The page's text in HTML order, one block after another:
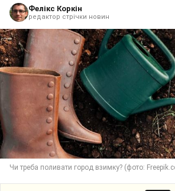
Фелікс Коркін
редактор стрічки новин
Чи треба поливати город взимку? (фото: